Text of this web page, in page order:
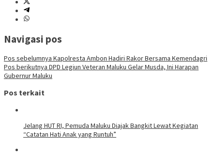
Navigasi pos
Pos sebelumnya Kapolresta Ambon Hadiri Rakor Bersama Kemendagri
Pos berikutnya DPD Legiun Veteran Maluku Gelar Musda, Ini Harapan
Gubernur Maluku
Pos terkait
Jelang HUT RI, Pemuda Maluku Diajak Bangkit Lewat Kegiatan
“Catatan Hati Anak yang Runtuh”